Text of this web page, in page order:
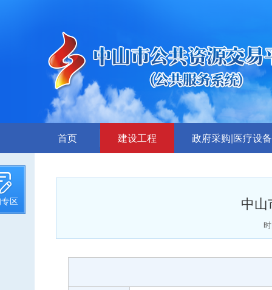
区
首页 建设工程
招标文件提前公示
评标结果公示
政府采购|医疗设备
答疑、更正公告
中标公告
采购需求公示
中